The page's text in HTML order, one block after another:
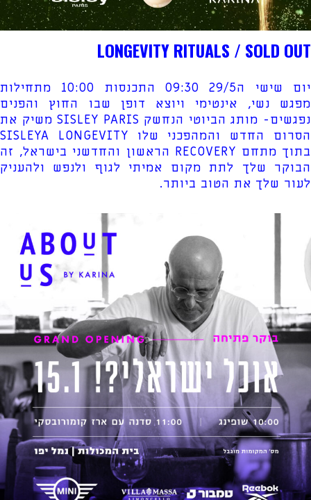
LONGEVITY RITUALS / SOLD OUT
יום שישי ה29/5 09:30 התכנסות 10:00 מתחילות
מפגש נשי, אינטימי ויוצא דופן שבו החוץ והפנים
נפגשים- מותג הביוטי הנחשק SISLEY PARIS משיק את
הסרום החדש והמהפכני שלו SISLEYA LONGEVITY
בתוך מתחם RECOVERY הראשון והחדשני בישראל, זה
הבוקר שלך לתת מקום אמיתי לגוף ולנפש ולהעניק
לעור שלך את הטוב ביותר.